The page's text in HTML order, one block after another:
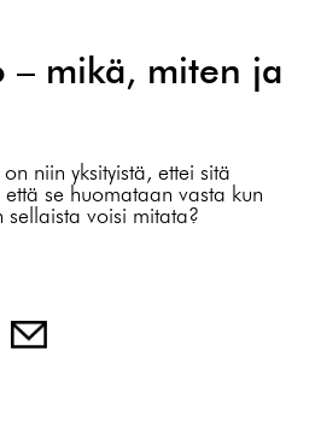
– mikä, miten ja
niin yksityistä, ettei sitä
se huomataan vasta kun
voisi mitata?